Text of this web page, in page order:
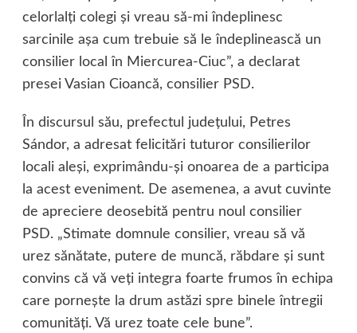
celorlalţi colegi şi vreau să-mi îndeplinesc
sarcinile aşa cum trebuie să le îndeplinească un
consilier local în Miercurea-Ciuc”, a declarat
presei Vasian Cioancă, consilier PSD.
În discursul său, prefectul judeţului, Petres
Sándor, a adresat felicitări tuturor consilierilor
locali aleşi, exprimându-şi onoarea de a participa
la acest eveniment. De asemenea, a avut cuvinte
de apreciere deosebită pentru noul consilier
PSD. „Stimate domnule consilier, vreau să vă
urez sănătate, putere de muncă, răbdare şi sunt
convins că vă veţi integra foarte frumos în echipa
care porneşte la drum astăzi spre binele întregii
comunităţi. Vă urez toate cele bune”.